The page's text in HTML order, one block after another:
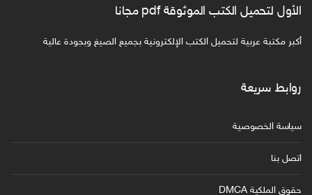
الأول لتحميل الكتب الموثوقة pdf مجانا
أكبر مكتبة عربية لتحميل الكتب الإلكترونية بجميع الصيغ وبجودة عالية
روابط سريعة
سياسة الخصوصية
اتصل بنا
حقوق الملكية DMCA